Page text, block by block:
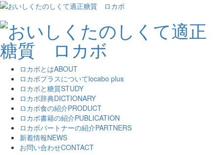
ロカボとはABOUT
ロカボプラスについてlocabo plus
ロカボと糖質STUDY
ロカボ辞典DICTIONARY
ロカボ食の紹介PRODUCT
ロカボ書籍の紹介PUBLICATION
ロカボパートナーの紹介PARTNERS
新着情報NEWS
お問い合わせCONTACT